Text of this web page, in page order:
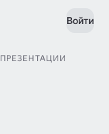
Войти
ПРЕЗЕНТАЦИИ